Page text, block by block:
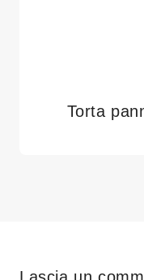
Torta
Lascia un